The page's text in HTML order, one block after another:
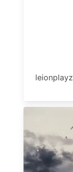
leionplayz